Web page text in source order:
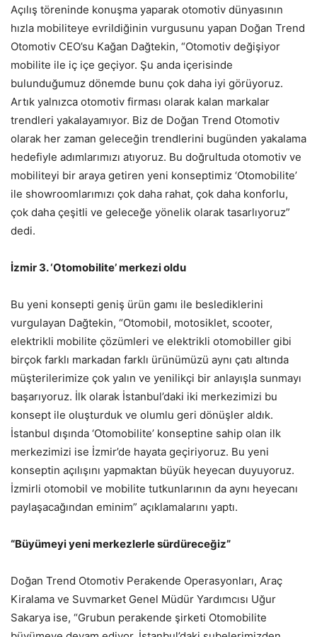
Açılış töreninde konuşma yaparak otomotiv dünyasının
hızla mobiliteye evrildiğinin vurgusunu yapan Doğan Trend
Otomotiv CEO’su Kağan Dağtekin, “Otomotiv değişiyor
mobilite ile iç içe geçiyor. Şu anda içerisinde
bulunduğumuz dönemde bunu çok daha iyi görüyoruz.
Artık yalnızca otomotiv firması olarak kalan markalar
trendleri yakalayamıyor. Biz de Doğan Trend Otomotiv
olarak her zaman geleceğin trendlerini bugünden yakalama
hedefiyle adımlarımızı atıyoruz. Bu doğrultuda otomotiv ve
mobiliteyi bir araya getiren yeni konseptimiz ‘Otomobilite’
ile showroomlarımızı çok daha rahat, çok daha konforlu,
çok daha çeşitli ve geleceğe yönelik olarak tasarlıyoruz”
dedi.
İzmir 3. ‘Otomobilite’ merkezi oldu
Bu yeni konsepti geniş ürün gamı ile beslediklerini
vurgulayan Dağtekin, “Otomobil, motosiklet, scooter,
elektrikli mobilite çözümleri ve elektrikli otomobiller gibi
birçok farklı markadan farklı ürünümüzü aynı çatı altında
müşterilerimize çok yalın ve yenilikçi bir anlayışla sunmayı
başarıyoruz. İlk olarak İstanbul’daki iki merkezimizi bu
konsept ile oluşturduk ve olumlu geri dönüşler aldık.
İstanbul dışında ‘Otomobilite’ konseptine sahip olan ilk
merkezimizi ise İzmir’de hayata geçiriyoruz. Bu yeni
konseptin açılışını yapmaktan büyük heyecan duyuyoruz.
İzmirli otomobil ve mobilite tutkunlarının da aynı heyecanı
paylaşacağından eminim” açıklamalarını yaptı.
“Büyümeyi yeni merkezlerle sürdüreceğiz”
Doğan Trend Otomotiv Perakende Operasyonları, Araç
Kiralama ve Suvmarket Genel Müdür Yardımcısı Uğur
Sakarya ise, “Grubun perakende şirketi Otomobilite